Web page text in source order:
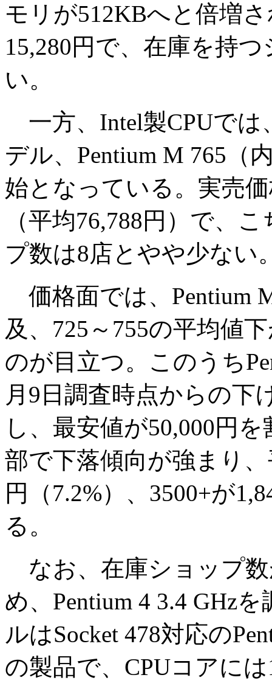
モリが512KBへと倍増
15,280円で、在庫を持
い。
一方、Intel製CPUでは
デル、Pentium M 765（
始となっている。実売
（平均76,788円）で、
プ数は8店とやや少ない
価格面では、Pentium
及、725～755の平均値
のが目立つ。このうち
月9日調査時点からの下
し、最安値が50,000円
部で下落傾向が強まり
円（7.2%）、3500+が
る。
なお、在庫ショップ
め、Pentium 4 3.4 GHz
ルはSocket 478対応の
の製品で、CPUコアに